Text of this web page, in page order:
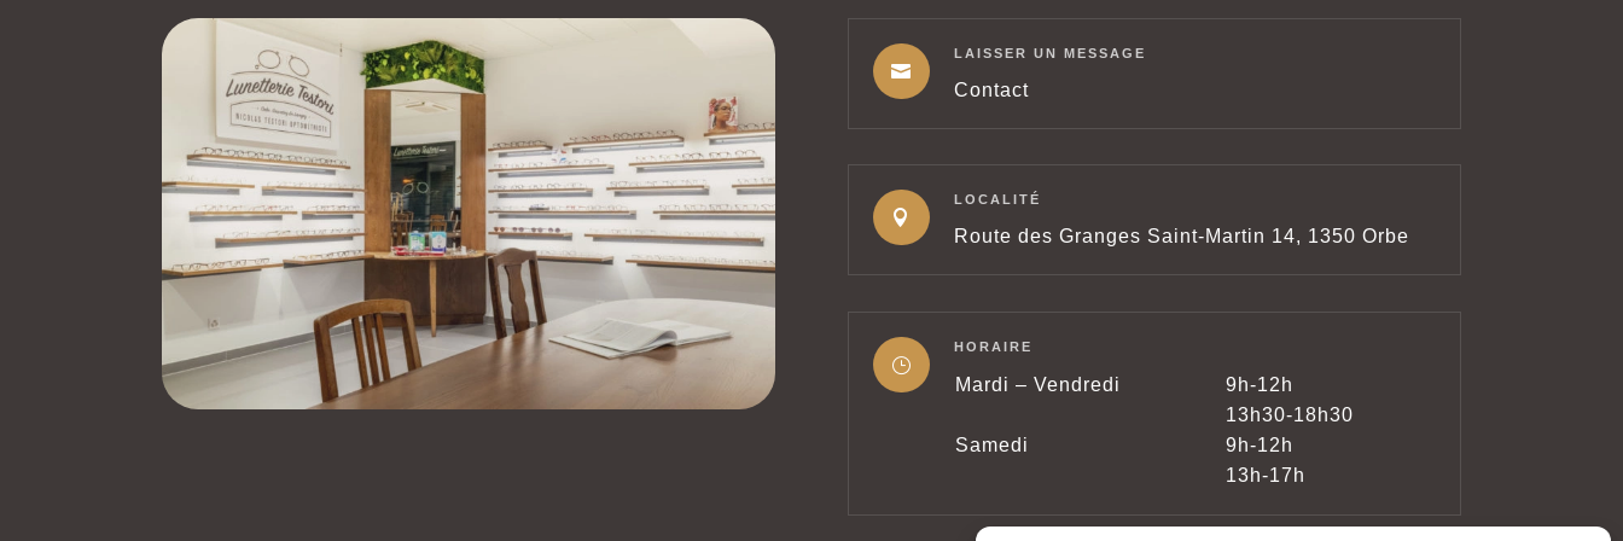

LAISSER UN MESSAGE
Contact

LOCALITÉ
Route des Granges Saint-Martin 14, 1350 Orbe
}
HORAIRE
Mardi – Vendredi
9h-12h
13h30-18h30
Samedi
9h-12h
13h-17h